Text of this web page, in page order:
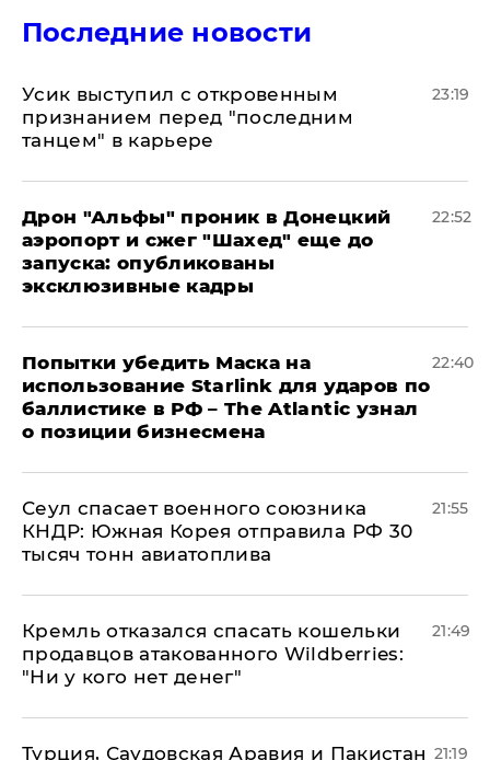
Последние новости
Усик выступил с откровенным
признанием перед "последним
танцем" в карьере
23:19
Дрон "Альфы" проник в Донецкий
аэропорт и сжег "Шахед" еще до
запуска: опубликованы
эксклюзивные кадры
22:52
Попытки убедить Маска на
использование Starlink для ударов по
баллистике в РФ – The Atlantic узнал
о позиции бизнесмена
22:40
​Сеул спасает военного союзника
КНДР: Южная Корея отправила РФ 30
тысяч тонн авиатоплива
21:55
Кремль отказался спасать кошельки
продавцов атакованного Wildberries:
"Ни у кого нет денег"
21:49
Турция, Саудовская Аравия и Пакистан 21:19